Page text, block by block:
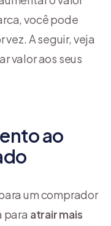
você pode
A seguir, veja
valor aos seus
ao
um comprador
para atrair mais